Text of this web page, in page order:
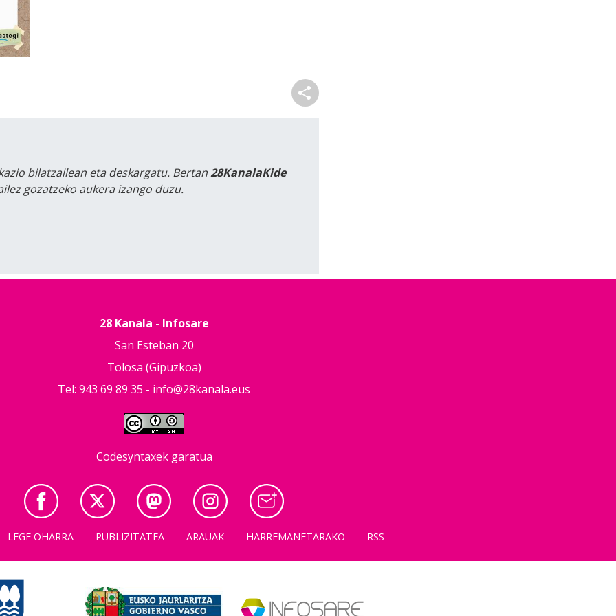
bilatzailean eta deskargatu. Bertan28KanalaKide
gozatzeko aukera izango duzu.
28 Kanala - Infosare
San Esteban 20
Tolosa (Gipuzkoa)
Tel: 943 69 89 35 - info@28kanala.eus
Codesyntaxek garatua
LEGE OHARRA PUBLIZITATEA ARAUAK HARREMANETARAKO RSS